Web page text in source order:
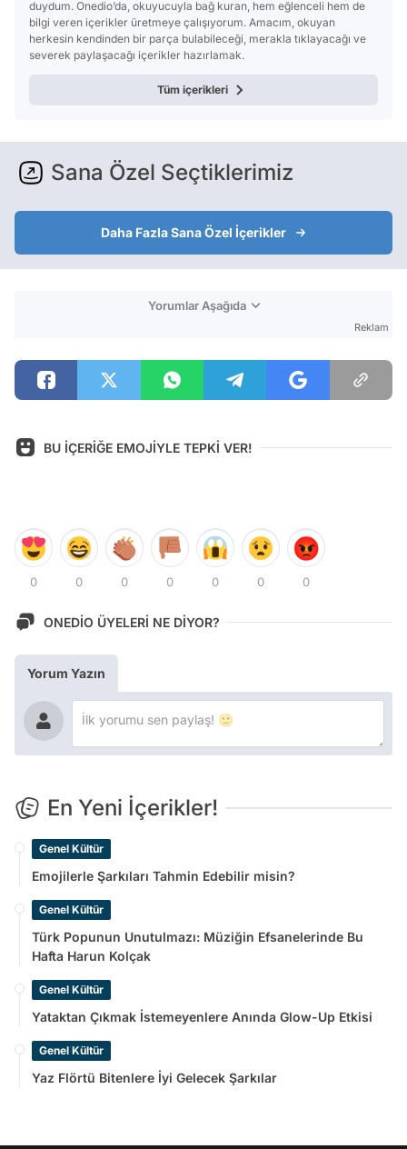
duydum. Onedio’da, okuyucuyla bağ kuran, hem eğlenceli hem de
bilgi veren içerikler üretmeye çalışıyorum. Amacım, okuyan
herkesin kendinden bir parça bulabileceği, merakla tıklayacağı ve
severek paylaşacağı içerikler hazırlamak.
Tüm içerikleri
Sana Özel Seçtiklerimiz
Daha Fazla Sana Özel İçerikler
Yorumlar Aşağıda
Reklam
BU İÇERİĞE EMOJİYLE TEPKİ VER!
0 0 0 0 0 0 0
ONEDİO ÜYELERİ NE DİYOR?
Yorum Yazın
En Yeni İçerikler!
Genel Kültür
Emojilerle Şarkıları Tahmin Edebilir misin?
Genel Kültür
Türk Popunun Unutulmazı: Müziğin Efsanelerinde Bu
Hafta Harun Kolçak
Genel Kültür
Yataktan Çıkmak İstemeyenlere Anında Glow-Up Etkisi
Genel Kültür
Yaz Flörtü Bitenlere İyi Gelecek Şarkılar